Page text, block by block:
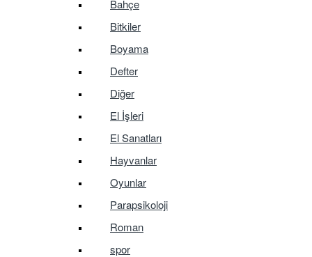
Bahçe
Bitkiler
Boyama
Defter
Diğer
El İşleri
El Sanatları
Hayvanlar
Oyunlar
Parapsikoloji
Roman
spor